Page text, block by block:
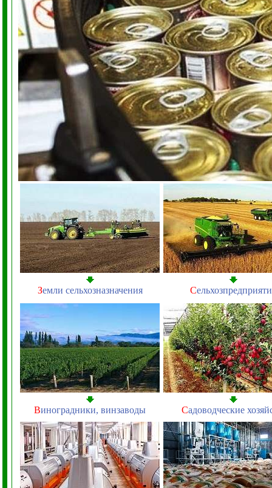
Земли сельхозназначения С
Виноградники, винзаводы Садоводческие